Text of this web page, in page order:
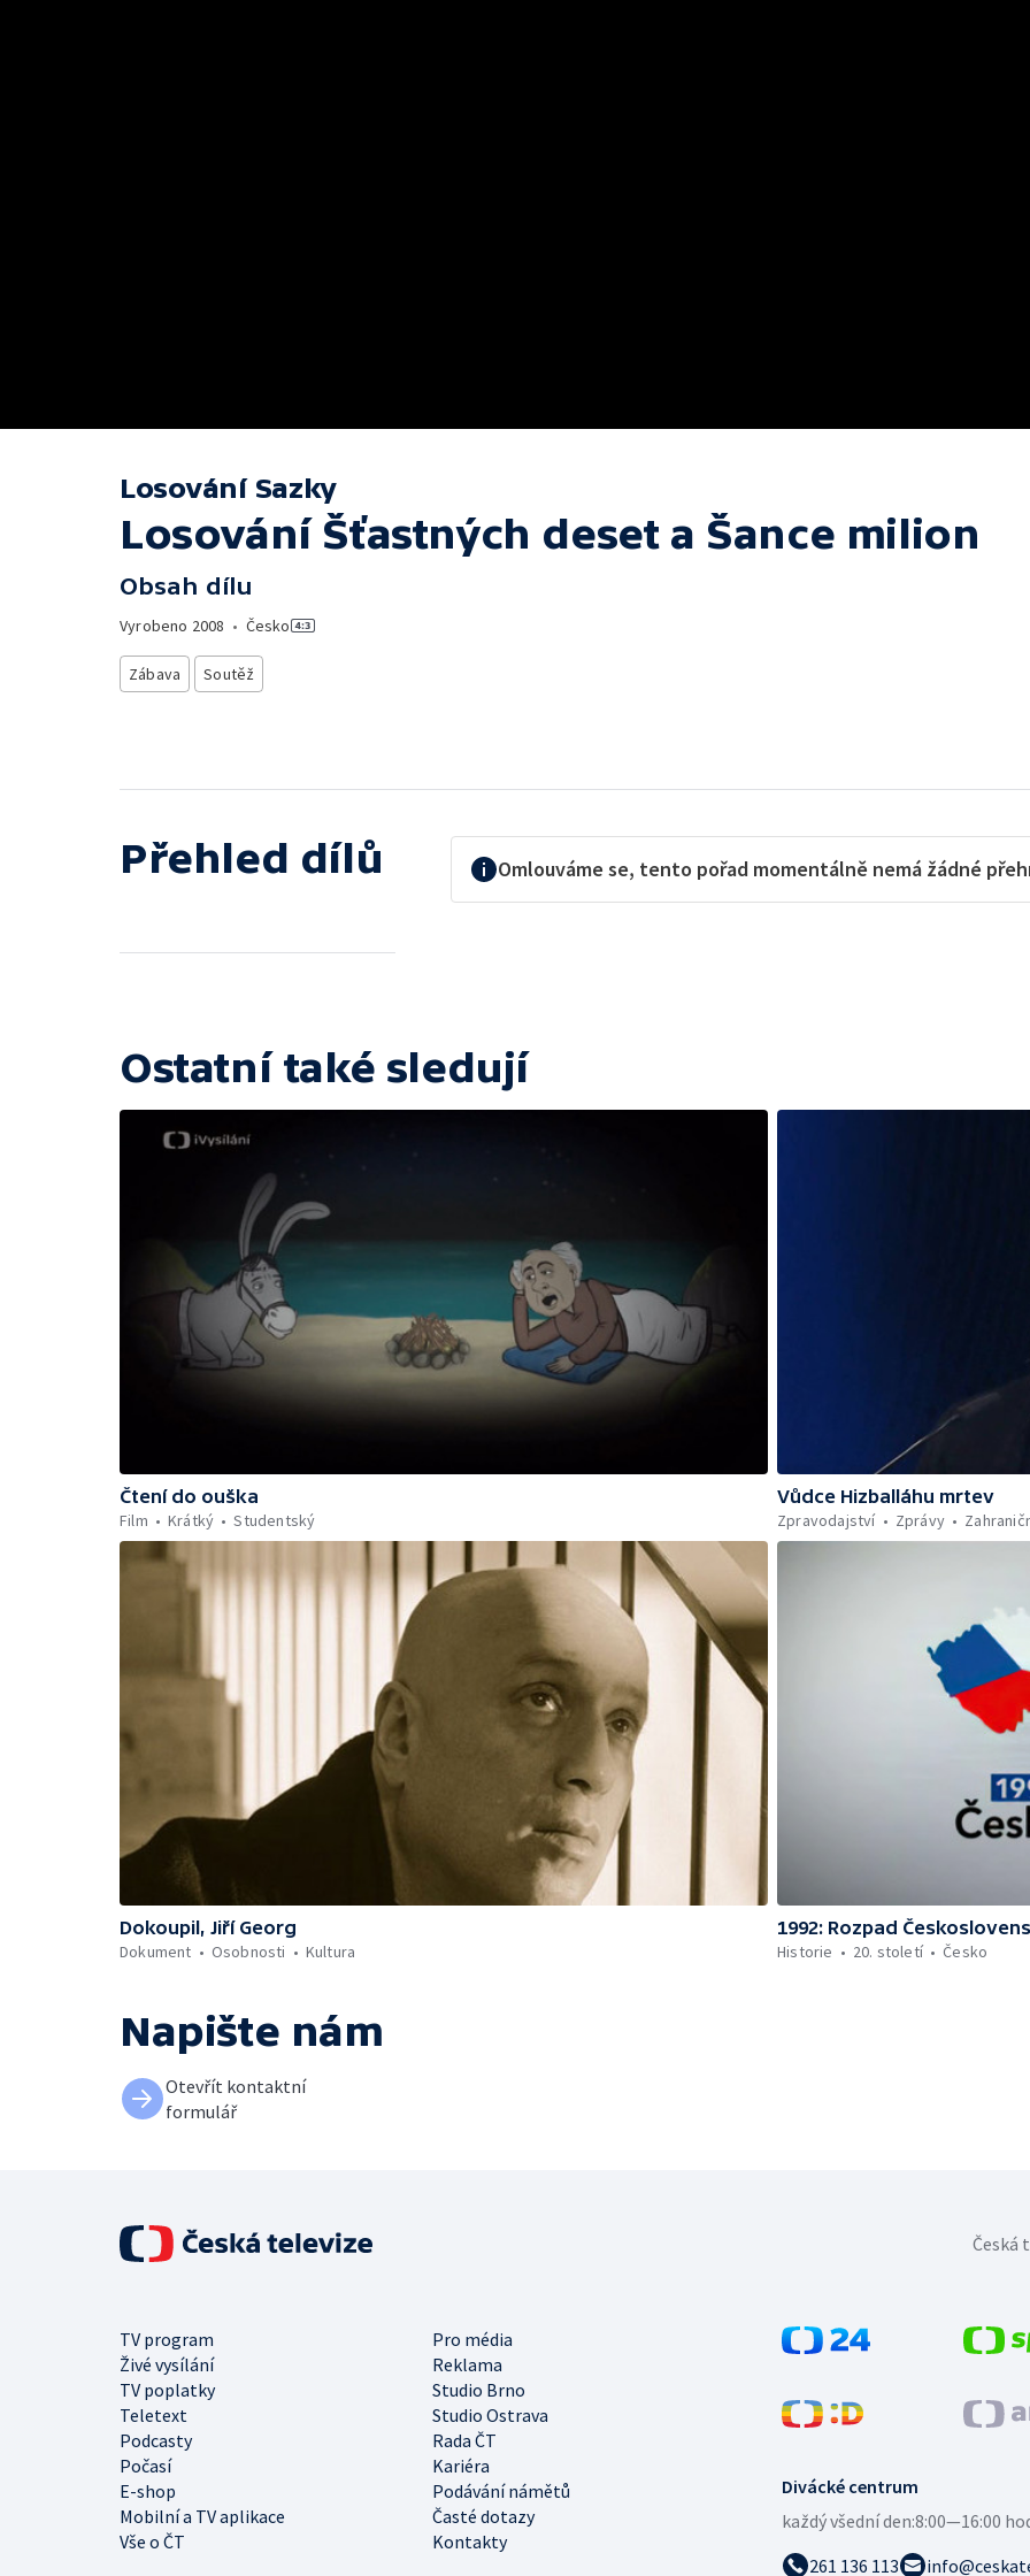
Losování Sazky
Losování Šťastných deset a Šance milion
Obsah dílu
Vyrobeno 2008 • Česko
Zábava Soutěž
Přehled dílů Omlouváme se, tento pořad momentálně nemá žádné
Ostatní také sledují
Čtení do ouška
Film
Krátký Studentský
Vůdce Hizballáhu mrtev
Zpravodajství
Zprávy
Dokoupil, Jiří Georg
Dokument
Osobnosti Kultura
1992: Rozpad
Historie
20. století Česko
Napište nám
Otevřít kontaktní
formulář
Divácké centrum
každý všední den:8:00—16:00
261 136 113
TV program
Pro média
Živé vysílání
Reklama
TV poplatky
Studio Brno
Teletext
Studio Ostrava
Podcasty
Rada ČT
Počasí
Kariéra
E-shop
Podávání námětů
Mobilní a TV aplikace
Časté dotazy
Vše o ČT
Kontakty
Česká